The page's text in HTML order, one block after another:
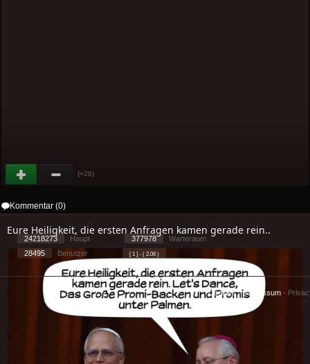
(+26)
Kommentar (0)
Eure Heiligkeit, die ersten Anfragen kamen gerade rein..
24218273 Haupt 377978
Warteraum
28495
Benutzer [ 1 ] - ( 2.06 )
Cookies-Impressum -